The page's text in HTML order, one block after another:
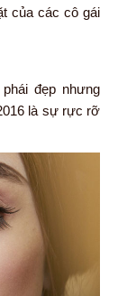
của các cô gái
đẹp nhưng
là sự rực rỡ